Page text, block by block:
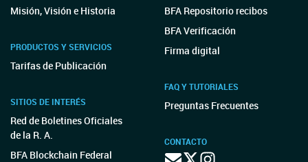
Misión, Visión e Historia
PRODUCTOS Y SERVICIOS
Tarifas de Publicación
SITIOS DE INTERÉS
Red de Boletines Oficiales
de la R. A.
BFA Blockchain Federal
BFA Repositorio recibos
BFA Verificación
Firma digital
FAQ Y TUTORIALES
Preguntas Frecuentes
CONTACTO